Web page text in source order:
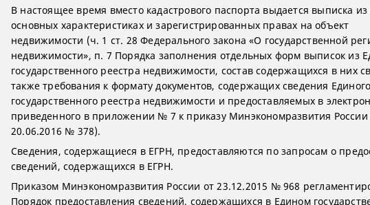
В настоящее время вместо кадастрового паспорта выдается выписка
основных характеристиках и зарегистрированных правах на объект
недвижимости (ч. 1 ст. 28 Федерального закона «О государственной
недвижимости», п. 7 Порядка заполнения отдельных форм выписок из
государственного реестра недвижимости, состав содержащихся в них
также требования к формату документов, содержащих сведения Единого
государственного реестра недвижимости и предоставляемых в
приведенного в приложении № 7 к приказу Минэкономразвития России
20.06.2016 № 378).
Сведения, содержащиеся в ЕГРН, предоставляются по запросам о
сведений, содержащихся в ЕГРН.
Приказом Минэкономразвития России от 23.12.2015 № 968
Порядок предоставления сведений, содержащихся в Едином